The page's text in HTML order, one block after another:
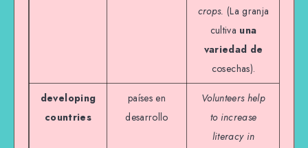
crops. (La granja
cultiva una
variedad de
cosechas).
developing
countries
países en
desarrollo
Volunteers help
to increase
literacy in